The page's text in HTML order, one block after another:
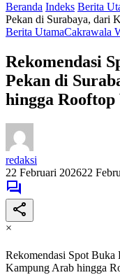
Beranda Indeks Berita
Pekan di Surabaya, dari
Berita UtamaCakrawala
Rekomendasi
Pekan di
hingga
redaksi
22 Februari 202622
×
Rekomendasi Spot Buka
Kampung Arab hingga